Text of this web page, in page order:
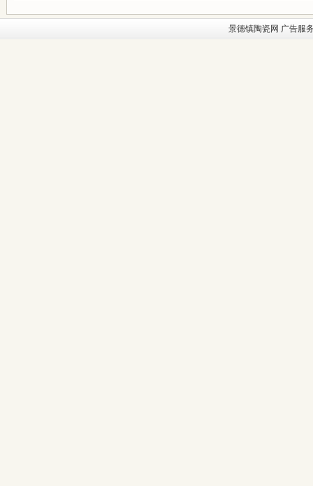
景德镇陶瓷网 广告服